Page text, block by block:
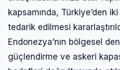
kapsamında, Türkiye’den
tedarik edilmesi
Endonezya’nın bölgesel
güçlendirme ve askeri